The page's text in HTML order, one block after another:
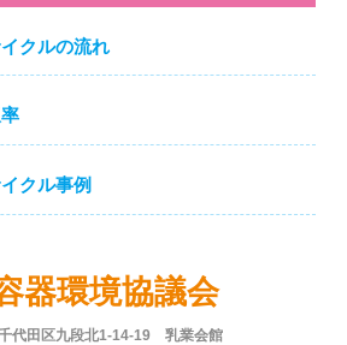
クルの流れ
クル事例
器環境協議会
代田区九段北1-14-19 乳業会館